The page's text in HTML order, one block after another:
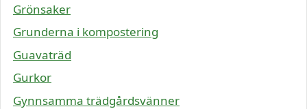
Grönsaker
Grunderna i kompostering
Guavaträd
Gurkor
Gynnsamma trädgårdsvänner